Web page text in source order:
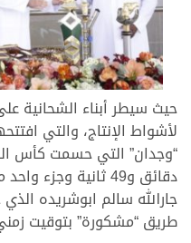
لأشواط الإنتاج، والتي
دقائق و49 ثانية
جارالله سالم ابوشريده
طريق “مشكورة” بتوقيت زمني قدره